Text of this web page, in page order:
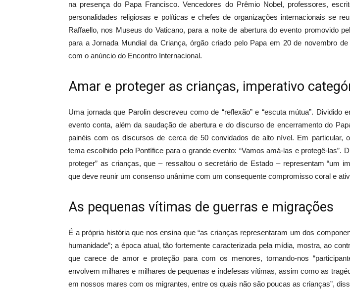
na presença do Papa Francisco. Vencedores do Prêmio Nobel, professores,
personalidades religiosas e políticas e chefes de organizações internacionais se
Raffaello, nos Museus do Vaticano, para a noite de abertura do evento promovido
para a Jornada Mundial da Criança, órgão criado pelo Papa em 20 de novembro
com o anúncio do Encontro Internacional.
Amar e proteger as crianças, imperativo
Uma jornada que Parolin descreveu como de “reflexão” e “escuta mútua”. Dividido
evento conta, além da saudação de abertura e do discurso de encerramento do
painéis com os discursos de cerca de 50 convidados de alto nível. Em particular,
tema escolhido pelo Pontífice para o grande evento: “Vamos amá-las e protegê-las”.
proteger” as crianças, que – ressaltou o secretário de Estado – representam “um
que deve reunir um consenso unânime com um consequente compromisso coral e
As pequenas vítimas de guerras e migrações
É a própria história que nos ensina que “as crianças representaram um dos
humanidade”; a época atual, tão fortemente caracterizada pela mídia, mostra, ao
que carece de amor e proteção para com os menores, tornando-nos
envolvem milhares e milhares de pequenas e indefesas vítimas, assim como as
em nossos mares com os migrantes, entre os quais não são poucas as crianças”,